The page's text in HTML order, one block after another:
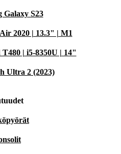
Galaxy S23
2020 | 13.3" | M1
| i5-8350U | 14"
Ultra 2 (2023)